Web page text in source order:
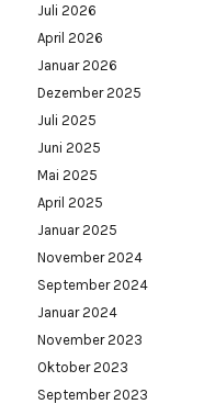
Juli 2026
April 2026
Januar 2026
Dezember 2025
Juli 2025
Juni 2025
Mai 2025
April 2025
Januar 2025
November 2024
September 2024
Januar 2024
November 2023
Oktober 2023
September 2023